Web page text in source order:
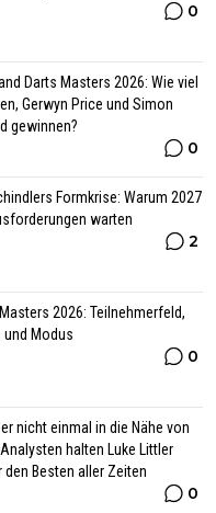
0
Darts Masters 2026: Wie viel
Gerwyn Price und Simon
gewinnen?
0
Formkrise: Warum 2027
warten
2
2026: Teilnehmerfeld,
Modus
0
nicht einmal in die Nähe von
halten Luke Littler
Besten aller Zeiten
0